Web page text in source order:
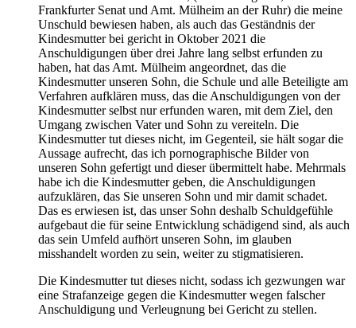
Frankfurter Senat und Amt. Mülheim an der Ruhr) die meine
Unschuld bewiesen haben, als auch das Geständnis der
Kindesmutter bei gericht in Oktober 2021 die
Anschuldigungen über drei Jahre lang selbst erfunden zu
haben, hat das Amt. Mülheim angeordnet, das die
Kindesmutter unseren Sohn, die Schule und alle Beteiligte am
Verfahren aufklären muss, das die Anschuldigungen von der
Kindesmutter selbst nur erfunden waren, mit dem Ziel, den
Umgang zwischen Vater und Sohn zu vereiteln. Die
Kindesmutter tut dieses nicht, im Gegenteil, sie hält sogar die
Aussage aufrecht, das ich pornographische Bilder von
unseren Sohn gefertigt und dieser übermittelt habe. Mehrmals
habe ich die Kindesmutter geben, die Anschuldigungen
aufzuklären, das Sie unseren Sohn und mir damit schadet.
Das es erwiesen ist, das unser Sohn deshalb Schuldgefühle
aufgebaut die für seine Entwicklung schädigend sind, als auch
das sein Umfeld aufhört unseren Sohn, im glauben
misshandelt worden zu sein, weiter zu stigmatisieren.
Die Kindesmutter tut dieses nicht, sodass ich gezwungen war
eine Strafanzeige gegen die Kindesmutter wegen falscher
Anschuldigung und Verleugnung bei Gericht zu stellen.